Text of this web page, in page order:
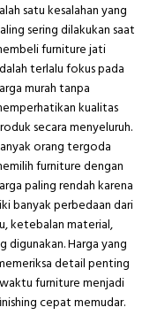
satu kesalahan yang
sering dilakukan saat
furniture jati
terlalu fokus pada
murah tanpa
kualitas
secara menyeluruh.
orang tergoda
furniture dengan
paling rendah karena
banyak perbedaan dari
ketebalan material,
digunakan. Harga yang
detail penting
furniture menjadi
cepat memudar.